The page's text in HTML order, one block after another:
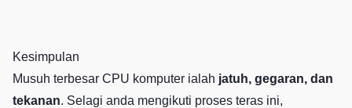
Kesimpulan
Musuh terbesar CPU komputer ialah jatuh, gegaran, dan
tekanan. Selagi anda mengikuti proses teras ini,